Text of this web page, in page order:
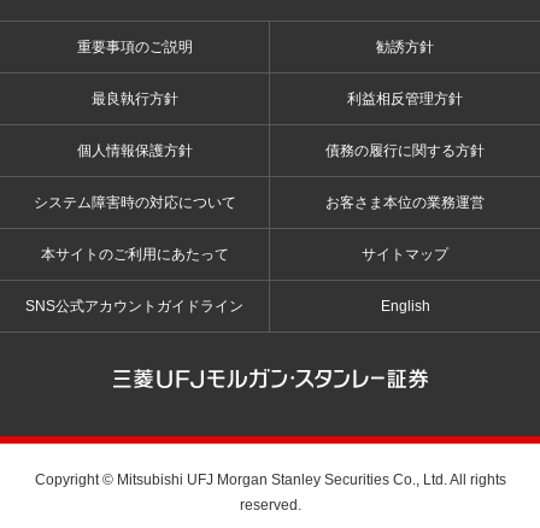
重要事項のご説明 勧誘方針
最良執行方針 利益相反管理方針
個人情報保護方針 債務の履行に関する方針
システム障害時の対応について お客さま本位の業務運営
本サイトのご利用にあたって サイトマップ
SNS公式アカウントガイドライン English
三菱ＵＦＪモルガン・スタンレー証券
Copyright © Mitsubishi UFJ Morgan Stanley Securities Co., Ltd. All rights
reserved.